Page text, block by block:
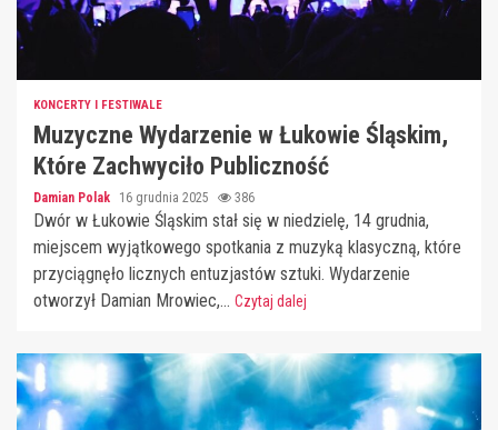
KONCERTY I FESTIWALE
Muzyczne Wydarzenie w Łukowie Śląskim,
Które Zachwyciło Publiczność
Damian Polak 16 grudnia 2025 386
Dwór w Łukowie Śląskim stał się w niedzielę, 14 grudnia,
miejscem wyjątkowego spotkania z muzyką klasyczną, które
przyciągnęło licznych entuzjastów sztuki. Wydarzenie
otworzył Damian Mrowiec,... Czytaj dalej